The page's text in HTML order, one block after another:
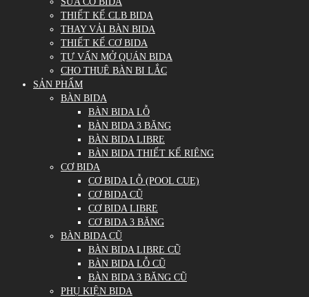
THIẾT KẾ CLB BIDA
THAY VẢI BÀN BIDA
THIẾT KẾ CƠ BIDA
TƯ VẤN MỞ QUÁN BIDA
CHO THUÊ BÀN BI LẮC
SẢN PHẨM
BÀN BIDA
BÀN BIDA LỖ
BÀN BIDA 3 BĂNG
BÀN BIDA LIBRE
BÀN BIDA THIẾT KẾ RIÊNG
CƠ BIDA
CƠ BIDA LỖ (POOL CUE)
CƠ BIDA CŨ
CƠ BIDA LIBRE
CƠ BIDA 3 BĂNG
BÀN BIDA CŨ
BÀN BIDA LIBRE CŨ
BÀN BIDA LỖ CŨ
BÀN BIDA 3 BĂNG CŨ
PHỤ KIỆN BIDA